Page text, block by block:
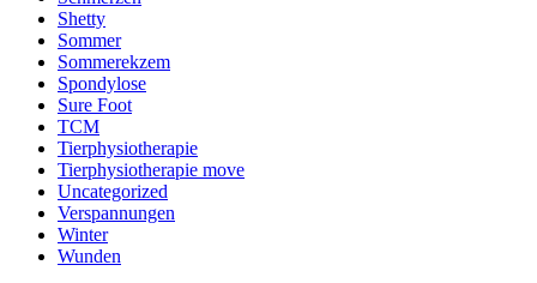
Shetty
Sommer
Sommerekzem
Spondylose
Sure Foot
TCM
Tierphysiotherapie
Tierphysiotherapie move
Uncategorized
Verspannungen
Winter
Wunden